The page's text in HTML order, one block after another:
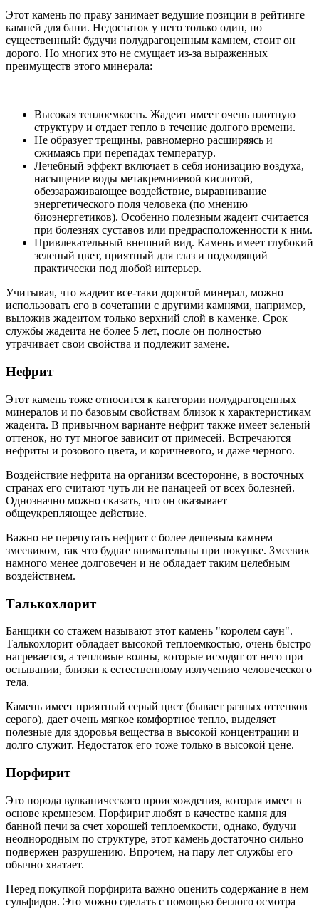
Этот камень по праву занимает ведущие позиции в рейтинге
камней для бани. Недостаток у него только один, но
существенный: будучи полудрагоценным камнем, стоит он
дорого. Но многих это не смущает из-за выраженных
преимуществ этого минерала:
Высокая теплоемкость. Жадеит имеет очень плотную
структуру и отдает тепло в течение долгого времени.
Не образует трещины, равномерно расширяясь и
сжимаясь при перепадах температур.
Лечебный эффект включает в себя ионизацию воздуха,
насыщение воды метакремниевой кислотой,
обеззараживающее воздействие, выравнивание
энергетического поля человека (по мнению
биоэнергетиков). Особенно полезным жадеит считается
при болезнях суставов или предрасположенности к ним.
Привлекательный внешний вид. Камень имеет глубокий
зеленый цвет, приятный для глаз и подходящий
практически под любой интерьер.
Учитывая, что жадеит все-таки дорогой минерал, можно
использовать его в сочетании с другими камнями, например,
выложив жадеитом только верхний слой в каменке. Срок
службы жадеита не более 5 лет, после он полностью
утрачивает свои свойства и подлежит замене.
Нефрит
Этот камень тоже относится к категории полудрагоценных
минералов и по базовым свойствам близок к характеристикам
жадеита. В привычном варианте нефрит также имеет зеленый
оттенок, но тут многое зависит от примесей. Встречаются
нефриты и розового цвета, и коричневого, и даже черного.
Воздействие нефрита на организм всесторонне, в восточных
странах его считают чуть ли не панацеей от всех болезней.
Однозначно можно сказать, что он оказывает
общеукрепляющее действие.
Важно не перепутать нефрит с более дешевым камнем
змеевиком, так что будьте внимательны при покупке. Змеевик
намного менее долговечен и не обладает таким целебным
воздействием.
Талькохлорит
Банщики со стажем называют этот камень "королем саун".
Талькохлорит обладает высокой теплоемкостью, очень быстро
нагревается, а тепловые волны, которые исходят от него при
остывании, близки к естественному излучению человеческого
тела.
Камень имеет приятный серый цвет (бывает разных оттенков
серого), дает очень мягкое комфортное тепло, выделяет
полезные для здоровья вещества в высокой концентрации и
долго служит. Недостаток его тоже только в высокой цене.
Порфирит
Это порода вулканического происхождения, которая имеет в
основе кремнезем. Порфирит любят в качестве камня для
банной печи за счет хорошей теплоемкости, однако, будучи
неоднородным по структуре, этот камень достаточно сильно
подвержен разрушению. Впрочем, на пару лет службы его
обычно хватает.
Перед покупкой порфирита важно оценить содержание в нем
сульфидов. Это можно сделать с помощью беглого осмотра